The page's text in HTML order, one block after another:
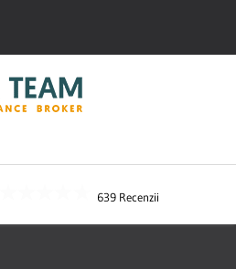
639 Recenzii